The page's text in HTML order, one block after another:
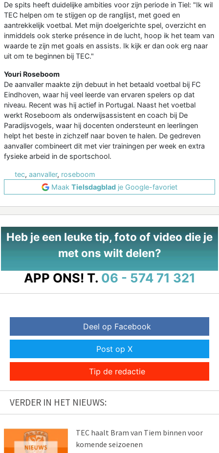
De spits heeft duidelijke ambities voor zijn periode in Tiel: "Ik wil
TEC helpen om te stijgen op de ranglijst, met goed en
aantrekkelijk voetbal. Met mijn doelgerichte spel, overzicht en
inmiddels ook sterke présence in de lucht, hoop ik het team van
waarde te zijn met goals en assists. Ik kijk er dan ook erg naar
uit om te beginnen bij TEC."
Youri Roseboom
De aanvaller maakte zijn debuut in het betaald voetbal bij FC
Eindhoven, waar hij veel leerde van ervaren spelers op dat
niveau. Recent was hij actief in Portugal. Naast het voetbal
werkt Roseboom als onderwijsassistent en coach bij De
Paradijsvogels, waar hij docenten ondersteunt en leerlingen
helpt het beste in zichzelf naar boven te halen. De gedreven
aanvaller combineert dit met vier trainingen per week en extra
fysieke arbeid in de sportschool.
tec, aanvaller, roseboom
Maak Tielsdagblad je Google-favoriet
Heb je een leuke tip, foto of video die je
met ons wilt delen?
APP ONS! T. 06 - 574 71 321
Deel op Facebook
Post op X
Tip de redactie
VERDER IN HET NIEUWS:
TEC haalt Bram van Tiem binnen voor
komende seizoenen